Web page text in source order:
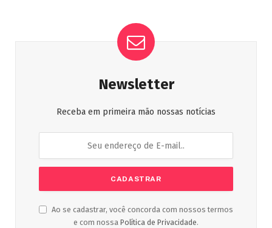
Newsletter
Receba em primeira mão nossas notícias
Ao se cadastrar, você concorda com nossos termos
e com nossa Política de Privacidade.